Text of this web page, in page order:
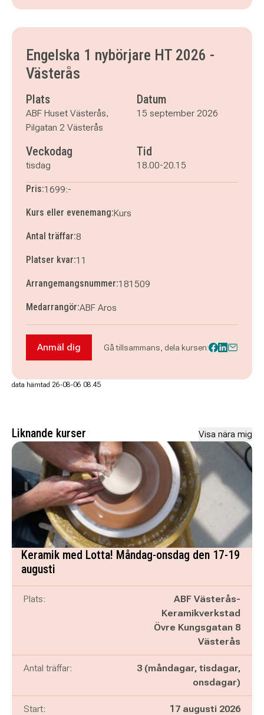
tisdag 29 september 2026
klockan 18.00–20.15
tisdag 6 oktober 2026klockan 18.00–20.15
tisdag 13 oktober 2026
tisdag 3 november 2026
klockan 18.00–20.15
tisdag 10 november 2026
klockan 18.00–20.15
Engelska 1 nybörjare HT 2026 -
Västerås
Plats
ABF Huset Västerås,
Pilgatan 2 Västerås
Datum
15 september 2026
Veckodag
tisdag
Tid
18.00-20.15
Pris:1699:-
Kurs eller evenemang:Kurs
Antal träffar:8
Platser kvar:11
Arrangemangsnummer:181509
Medarrangör:ABF Aros
Anmäl dig till Engelska 1 nybörjare HT 2026 -
Anmäl dig Gå tillsammans, dela kursen:
data hämtad 26-08-06 08.45
Liknande kurser Visa nära mig
Keramik med Lotta! Måndag-onsdag den 17-19
augusti
Plats:
ABF Västerås-
Keramikverkstad
Övre Kungsgatan 8
Västerås
Antal träffar:
3 (måndagar, tisdagar,
onsdagar)
Start: 17 augusti 2026